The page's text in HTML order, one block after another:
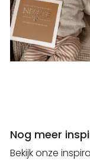
Nog meer
Bekijk onze